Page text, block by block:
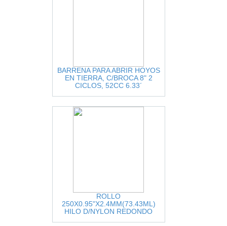
BARRENA PARA ABRIR HOYOS
EN TIERRA, C/BROCA 8" 2
CICLOS, 52CC 6.33´
ROLLO
250X0.95"X2.4MM(73.43ML)
HILO D/NYLON REDONDO